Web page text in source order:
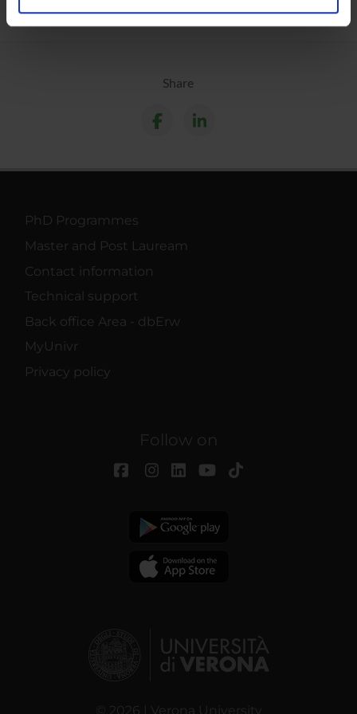
analizzare il nostro traffico. Condividiamo inoltre
con altre informazioni che hai fornito loro o che hanno
Share
PhD Programmes
Master and Post Lauream
Contact information
Technical support
Back office Area - dbErw
MyUnivr
Privacy policy
Follow on
© 2026 | Verona University